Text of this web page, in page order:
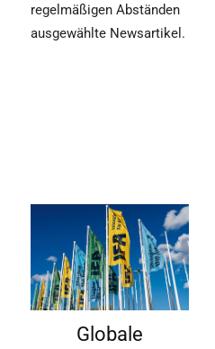
regelmäßigen Abständen
ausgewählte Newsartikel.
Globale